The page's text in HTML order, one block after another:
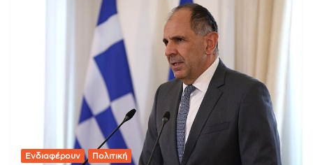
Ενδιαφέρουν Πολιτική